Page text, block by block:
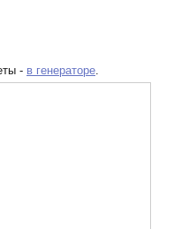
- в генераторе